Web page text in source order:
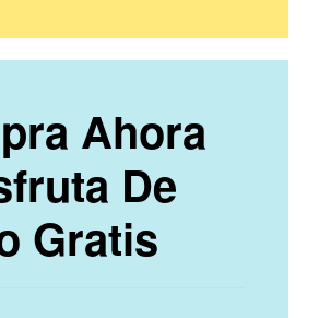
Ahora
De
Gratis